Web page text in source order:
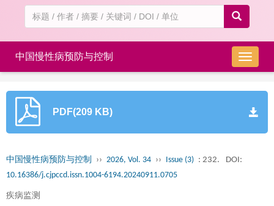
导
航
中国慢性病预防与控制
PDF(209 KB)
中国慢性病预防与控制 ›› 2026, Vol. 34 ›› Issue (3) : 232.
DOI:
10.16386/j.cjpccd.issn.1004-6194.20240911.0705
疾病监测